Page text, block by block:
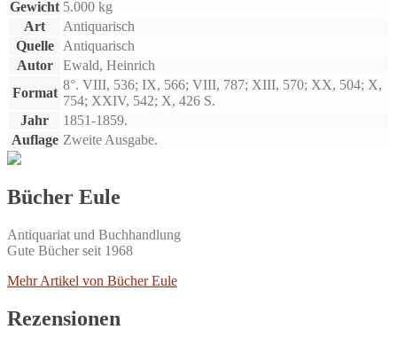
Gewicht 5.000 kg
Art
Antiquarisch
Quelle
Antiquarisch
Autor
Ewald, Heinrich
Format
8°. VIII, 536; IX, 566; VIII, 787; XIII, 570; XX, 504; X,
754; XXIV, 542; X, 426 S.
Jahr
1851-1859.
Auflage Zweite Ausgabe.
Bücher Eule
Antiquariat und Buchhandlung
Gute Bücher seit 1968
Mehr Artikel von Bücher Eule
Rezensionen